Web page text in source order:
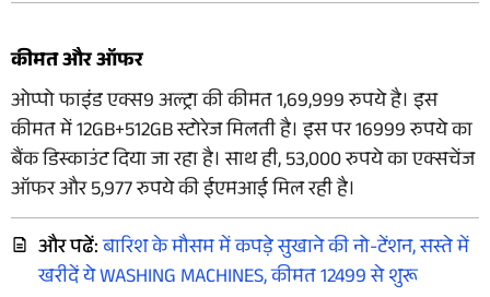
कीमत और ऑफर
ओप्पो फाइंड एक्स9 अल्ट्रा की कीमत 1,69,999 रुपये है। इस
कीमत में 12GB+512GB स्टोरेज मिलती है। इस पर 16999 रुपये का
बैंक डिस्काउंट दिया जा रहा है। साथ ही, 53,000 रुपये का एक्सचेंज
ऑफर और 5,977 रुपये की ईएमआई मिल रही है।
और पढें:बारिश के मौसम में कपड़े सुखाने की नो-टेंशन, सस्ते में
खरीदें ये WASHING MACHINES, कीमत 12499 से शुरू